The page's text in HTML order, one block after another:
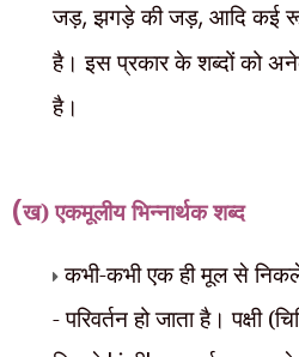
जड़,झगड़े की जड़, आदि कई
है। इस प्रकार के शब्दों को
है।
(ख) एकमूलीय भिन्नार्थक शब्द
कभी-कभी एक ही मूल से
- परिवर्तन हो जाता है। पक्षी